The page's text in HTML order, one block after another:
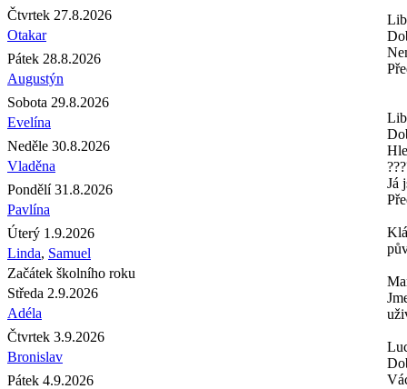
Čtvrtek 27.8.2026
Otakar
Pátek 28.8.2026
Augustýn
Sobota 29.8.2026
Evelína
Neděle 30.8.2026
Vladěna
Pondělí 31.8.2026
Pavlína
Úterý 1.9.2026
Linda, Samuel
Začátek školního roku
Středa 2.9.2026
Adéla
Čtvrtek 3.9.2026
Bronislav
Pátek 4.9.2026
Já